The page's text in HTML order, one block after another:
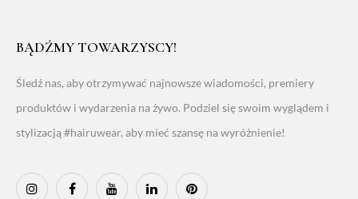
BĄDŹMY TOWARZYSCY!
Śledź nas, aby otrzymywać najnowsze wiadomości, premiery
produktów i wydarzenia na żywo. Podziel się swoim wyglądem i
stylizacją #hairuwear, aby mieć szansę na wyróżnienie!